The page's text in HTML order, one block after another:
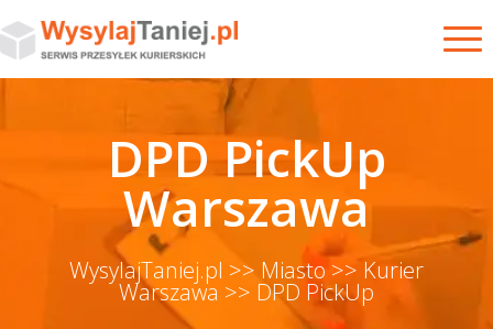
DPD PickUp
Warszawa
WysylajTaniej.pl >> Miasto >> Kurier
Warszawa >> DPD PickUp